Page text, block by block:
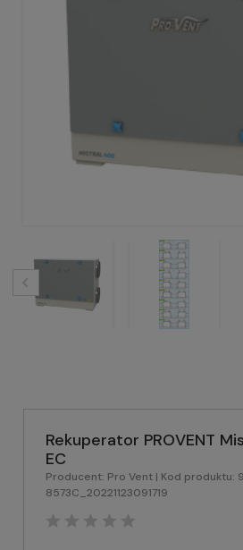
Rekuperator PROVENT
EC
Producent: Pro Vent | Kod produktu:
8573C_20221123091719